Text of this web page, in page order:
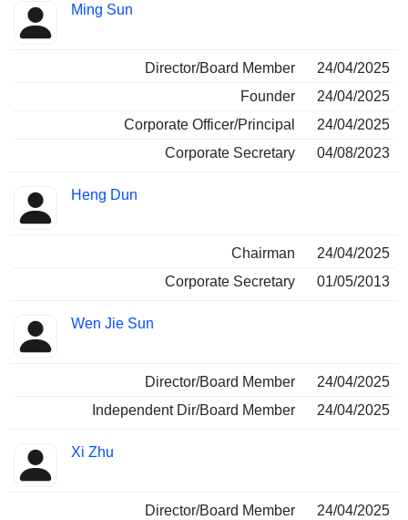
Ming Sun
Director/Board Member
24/04/2025
Founder
24/04/2025
Corporate Officer/Principal
24/04/2025
Corporate Secretary
04/08/2023
Heng Dun
Chairman
24/04/2025
Corporate Secretary
01/05/2013
Wen Jie Sun
Director/Board Member
24/04/2025
Independent Dir/Board Member
24/04/2025
Xi Zhu
Director/Board Member 24/04/2025